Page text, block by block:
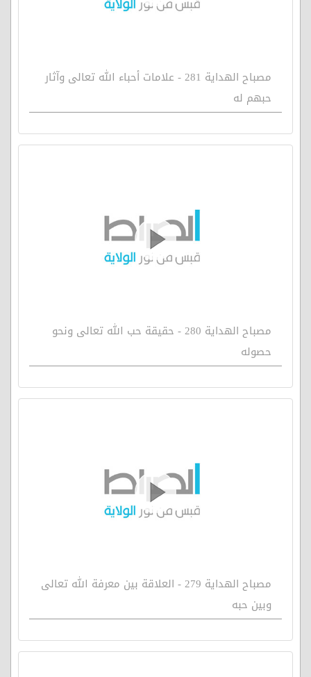
مصباح الهداية 281 - علامات أحباء الله تعالى وآثار
حبهم له
مصباح الهداية 280 - حقيقة حب الله تعالى ونحو
حصوله
مصباح الهداية 279 - العلاقة بين معرفة الله تعالى
وبين حبه